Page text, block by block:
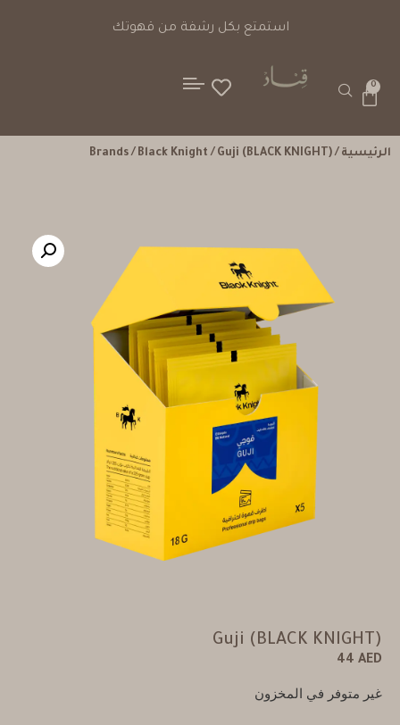
استمتع بكل رشفة من قهوتك
0
الرئيسية /
Brands/ Black Knight / Guji (BLACK KNIGHT)
Guji (BLACK KNIGHT)
44 AED
غير متوفر في المخزون